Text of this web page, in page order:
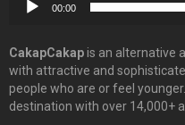
00:00
CakapCakapis an alternative
with attractive and
people who are or feel younger.
destination with over 14,000+